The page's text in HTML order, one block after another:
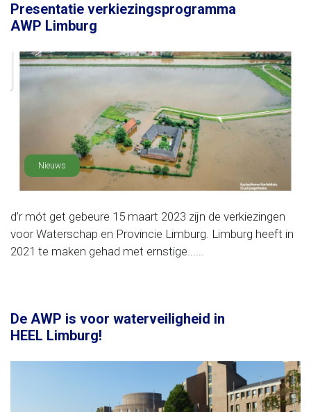
Presentatie verkiezingsprogramma
AWP Limburg
Nieuws
d’r mót get gebeure 15 maart 2023 zijn de verkiezingen
voor Waterschap en Provincie Limburg. Limburg heeft in
2021 te maken gehad met ernstige......
De AWP is voor waterveiligheid in
HEEL Limburg!